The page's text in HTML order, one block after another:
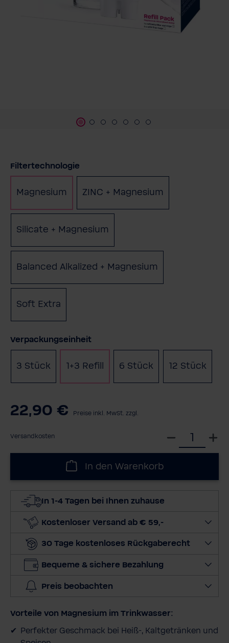
Filtertechnologie
Magnesium ZINC + Magnesium
Silicate + Magnesium
Balanced Alkalized + Magnesium
Soft Extra
Verpackungseinheit
3 Stück 1+3 Refill 6 Stück 12 Stück
22,90 € Preise inkl. MwSt. zzgl.
Versandkosten
W
e
e
e
g
In den Warenkorb
In 1-4 Tagen bei Ihnen zuhause
Kostenloser Versand ab € 59,-
30 Tage kostenloses Rückgaberecht
Bequeme & sichere Bezahlung
Preis beobachten
Vorteile von Magnesium im Trinkwasser:
Perfekter Geschmack bei Heiß-, Kaltgetränken und